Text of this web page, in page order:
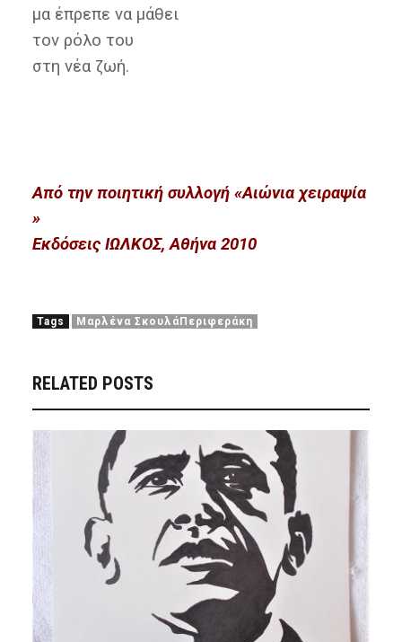
μα έπρεπε να μάθει
τον ρόλο του
στη νέα ζωή.
Από την ποιητική συλλογή «Αιώνια χειραψία
»
Εκδόσεις ΙΩΛΚΟΣ, Αθήνα 2010
Tags Μαρλένα ΣκουλάΠεριφεράκη
RELATED POSTS